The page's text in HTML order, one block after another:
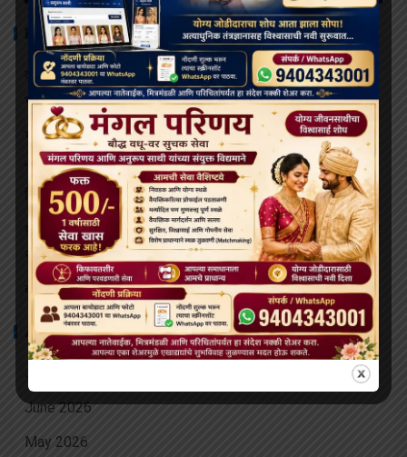
RECENT POSTS
दलाई लामा ९१ वर्षांचे होत असताना, भारत आणि चीन बौद्ध धर्माच्या
भविष्यासाठी संघर्ष करत आहेत
भव्य बौद्ध धम्म मिरवणूक बोमडिला येथे दाखल
‘विकसित भारत २०४७’ साठी बौद्ध मूल्ये आणि आधुनिक विज्ञान महत्त्वाचे:
हिमाचलचे राज्यपाल
थायलंडच्या अपघातात जखमी झालेल्या भिक्षूंच्या देखभाल त्यांना राजेशाही
संरक्षणाखाली उपचार पुरवले जातील.
बोधिमग्गो महाविहार प्रवेश व्दार चे भूमि पूजन संपन्न
ARCHIVES
June 2026
May 2026